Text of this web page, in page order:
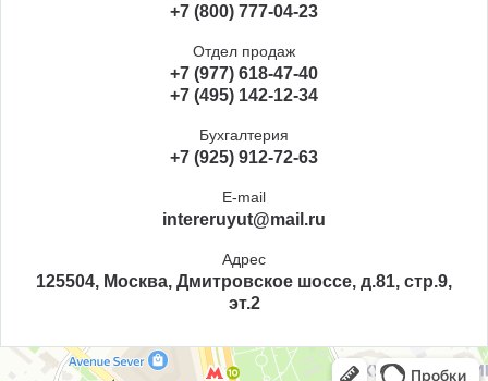
+7 (800) 777-04-23
Отдел продаж
+7 (977) 618-47-40
+7 (495) 142-12-34
Бухгалтерия
+7 (925) 912-72-63
E-mail
intereruyut@mail.ru
Адрес
125504, Москва, Дмитровское шоссе, д.81, стр.9,
эт.2